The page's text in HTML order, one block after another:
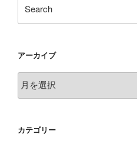
アーカイブ
ー
ブ
カテゴリー